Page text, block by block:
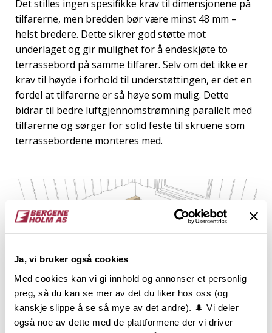
Ja, vi bruker også cookies
Med cookies kan vi gi innhold og annonser et personlig
preg, så du kan se mer av det du liker hos oss (og
kanskje slippe å se så mye av det andre). 🌲 Vi deler
også noe av dette med de plattformene der vi driver
Det stilles ingen spesifikke krav til dimensjonene på
tilfarerne, men bredden bør være minst 48 mm –
helst bredere. Dette sikrer god støtte mot
underlaget og gir mulighet for å endeskjøte to
terrassebord på samme tilfarer. Selv om det ikke er
krav til høyde i forhold til understøttingen, er det en
fordel at tilfarerne er så høye som mulig. Dette
bidrar til bedre luftgjennomstrømning parallelt med
tilfarerne og sørger for solid feste til skruene som
terrassebordene monteres med.